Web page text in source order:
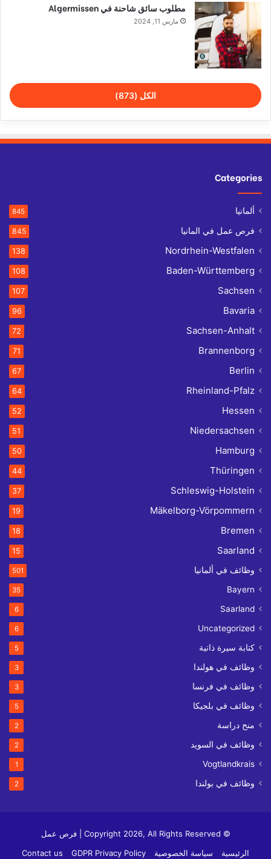
مطلوب سائق شاحنة في Algermissen
مارس 11, 2024
الكل (873)
Categories
ألمانيا 845
فرص عمل في المانيا 845
Nordrhein-Westfalen
138
Baden-Württemberg
108
Sachsen
107
Bavaria
96
Sachsen-Anhalt
72
Brannenborg
71
Berlin
67
Rheinland-Pfalz
64
Hessen
52
Niedersachsen
51
Hamburg
50
Thüringen
44
Schleswig-Holstein
37
Mäkelborg-Vörpommern
19
Bremen
18
Saarland
15
وظائف في ألمانيا 501
Bayern
35
Saarland
6
Uncategorized
6
كتابة سيرة ذاتية 5
وظائف في هولندا 3
وظائف في فرنسا 3
وظائف في بلجيكا 5
منح دراسة 2
وظائف في السويد 2
Vogtlandkrais
1
وظائف في بولندا 2
© Copyright 2026, All Rights Reserved | فرص عمل
الرئيسية
سياسة الخصوصية GDPR Privacy Policy
Contact us